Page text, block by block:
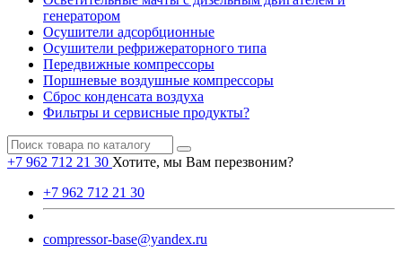
генератором
Осушители адсорбционные
Осушители рефрижераторного типа
Передвижные компрессоры
Поршневые воздушные компрессоры
Сброс конденсата воздуха
Фильтры и сервисные продукты?
+7 962 712 21 30 Хотите, мы Вам перезвоним?
+7 962 712 21 30
compressor-base@yandex.ru